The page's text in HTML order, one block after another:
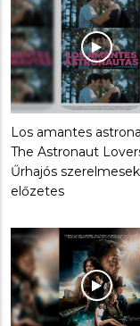
Los amantes
The Astronaut
Űrhajós
előzetes